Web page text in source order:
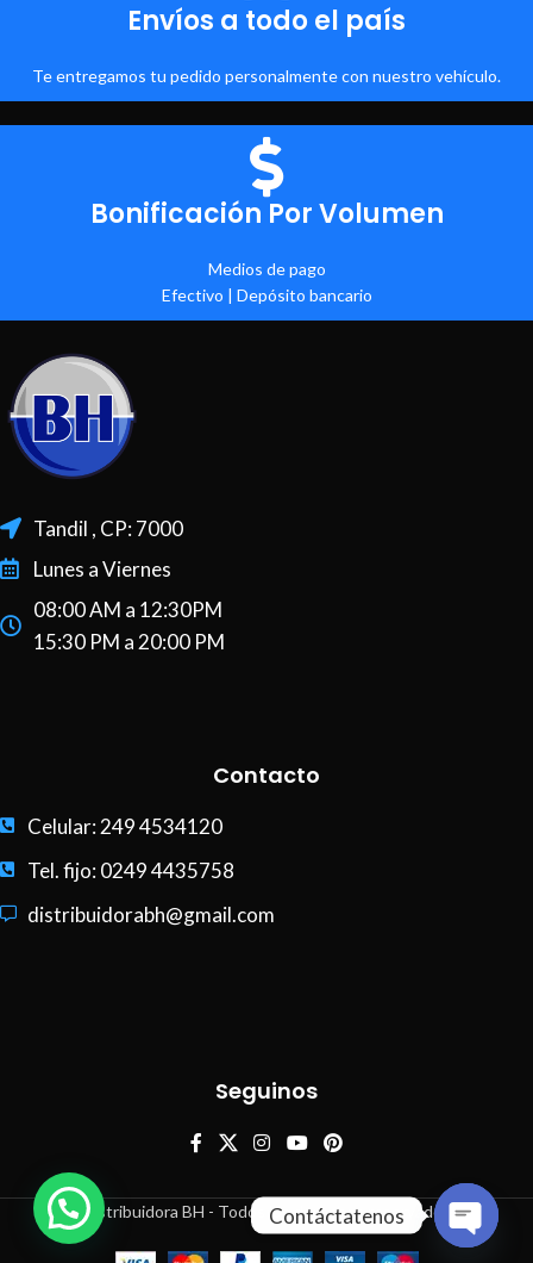
Envíos a todo el país
Te entregamos tu pedido personalmente con nuestro vehículo.
Bonificación Por Volumen
Medios de pago
Efectivo | Depósito bancario
Tandil , CP: 7000
Lunes a Viernes
08:00 AM a 12:30PM
15:30 PM a 20:00 PM
Contacto
Celular: 249 4534120
Tel. fijo: 0249 4435758
distribuidorabh@gmail.com
Seguinos
Distribuidora BH - Todos los derechos reservados
Contáctatenos